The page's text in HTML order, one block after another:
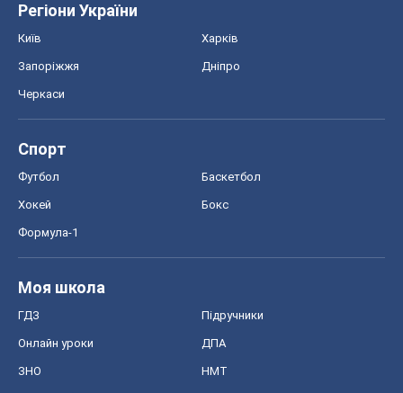
Регіони України
Київ Харків
Запоріжжя Дніпро
Черкаси
Спорт
Футбол Баскетбол
Хокей Бокс
Формула-1
Моя школа
ГДЗ Підручники
Онлайн уроки ДПА
ЗНО НМТ